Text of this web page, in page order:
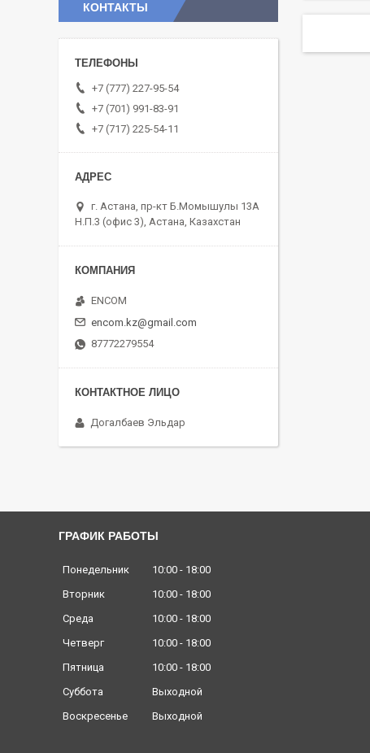
КОНТАКТЫ
+7 (777) 227-95-54
+7 (701) 991-83-91
+7 (717) 225-54-11
г. Астана, пр-кт Б.Момышулы 13А
Н.П.3 (офис 3), Астана, Казахстан
ENCOM
encom.kz@gmail.com
87772279554
Догалбаев Эльдар
ГРАФИК РАБОТЫ
Понедельник 10:00
18:00
Вторник
10:00
18:00
Среда
10:00
18:00
Четверг
10:00
18:00
Пятница
10:00
18:00
Суббота
Выходной
Воскресенье
Выходной